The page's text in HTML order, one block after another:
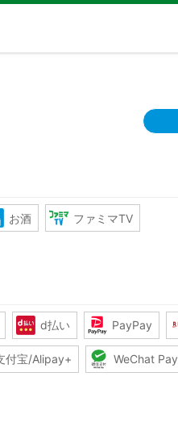
お酒 ファミマTV
d払い PayPay
付宝/Alipay+ WeChat Pay